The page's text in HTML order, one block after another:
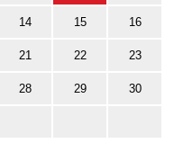
14 15 16
21 22 23
28 29 30